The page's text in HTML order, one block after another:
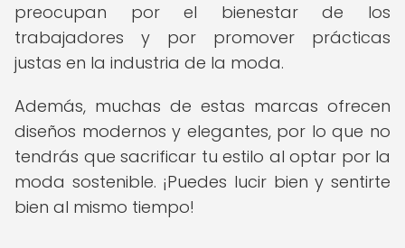
preocupan por el bienestar de los
trabajadores y por promover prácticas
justas en la industria de la moda.
Además, muchas de estas marcas ofrecen
diseños modernos y elegantes, por lo que no
tendrás que sacrificar tu estilo al optar por la
moda sostenible. ¡Puedes lucir bien y sentirte
bien al mismo tiempo!